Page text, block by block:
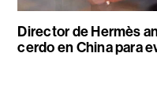
Director de Hermès
cerdo en China para